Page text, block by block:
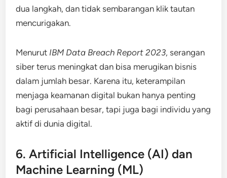
dua langkah, dan tidak sembarangan klik tautan
mencurigakan.
Menurut IBM Data Breach Report 2023, serangan
siber terus meningkat dan bisa merugikan bisnis
dalam jumlah besar. Karena itu, keterampilan
menjaga keamanan digital bukan hanya penting
bagi perusahaan besar, tapi juga bagi individu yang
aktif di dunia digital.
6. Artificial Intelligence (AI) dan
Machine Learning (ML)